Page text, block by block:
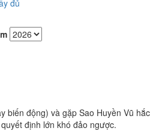
đủ
biến động) và gặp Sao Huyền Vũ hắc
định lớn khó đảo ngược.